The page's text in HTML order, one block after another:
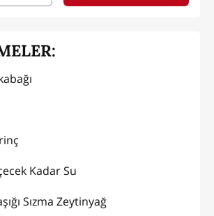
Kadar Su
Sızma Zeytinyağ